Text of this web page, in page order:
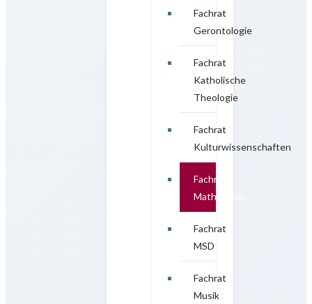
Fachrat
Gerontologie
Fachrat
Katholische
Theologie
Fachrat
Kulturwissenschaften
Fachrat
Mathematik
Fachrat
MSD
Fachrat
Musik